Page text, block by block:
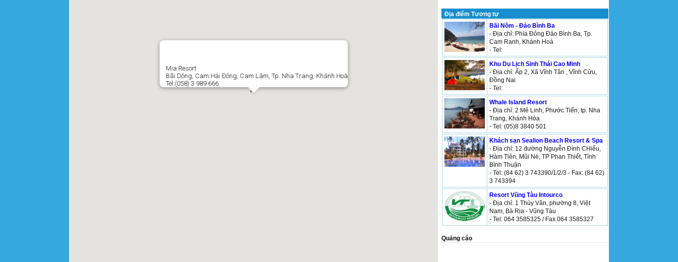
Mia Resort
Bãi Dông, Cam Hải Đông, Cam Lâm, Tp. Nha Trang, Khánh Hoà
Tel:(058) 3 989 666
Địa điểm Tương tự
Bãi Nồm - Đảo Bình Ba
- Địa chỉ: Phía Đông Đảo Bình Ba, Tp.
Cam Ranh, Khánh Hoà
- Tel:
Khu Du Lịch Sinh Thái Cao Minh
- Địa chỉ: Ấp 2, Xã Vĩnh Tân , Vĩnh Cửu,
Đồng Nai
- Tel:
Whale Island Resort
- Địa chỉ: 2 Mê Linh, Phước Tiến, tp. Nha
Trang, Khánh Hòa
- Tel: (05)8 3840 501
Khách sạn Sealion Beach Resort & Spa
- Địa chỉ: 12 đường Nguyễn Đình CHiểu,
Hàm Tiên, Mũi Né, TP Phan Thiết, Tỉnh
Bình Thuận
- Tel: (84 62) 3 743390/1/2/3 - Fax: (84 62)
3 743394
Resort Vũng Tàu Intourco
- Địa chỉ: 1 Thùy Vân, phường 8, Việt
Nam, Bà Rịa - Vũng Tàu
- Tel: 064 3585325 / Fax.064 3585327
Quảng cáo